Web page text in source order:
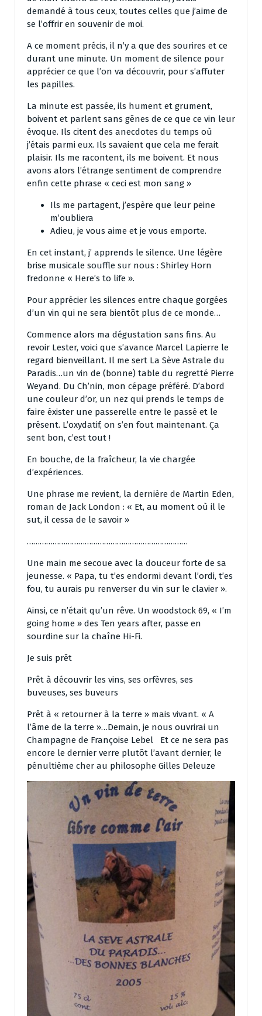
demandé à tous ceux, toutes celles que j’aime de
se l’offrir en souvenir de moi.
A ce moment précis, il n’y a que des sourires et ce
durant une minute. Un moment de silence pour
apprécier ce que l’on va découvrir, pour s’affuter
les papilles.
La minute est passée, ils hument et grument,
boivent et parlent sans gênes de ce que ce vin leur
évoque. Ils citent des anecdotes du temps où
j’étais parmi eux. Ils savaient que cela me ferait
plaisir. Ils me racontent, ils me boivent. Et nous
avons alors l’étrange sentiment de comprendre
enfin cette phrase « ceci est mon sang »
Ils me partagent, j’espère que leur peine
m’oubliera
Adieu, je vous aime et je vous emporte.
En cet instant, j’ apprends le silence. Une légère
brise musicale souffle sur nous : Shirley Horn
fredonne « Here’s to life ».
Pour apprécier les silences entre chaque gorgées
d’un vin qui ne sera bientôt plus de ce monde…
Commence alors ma dégustation sans fins. Au
revoir Lester, voici que s’avance Marcel Lapierre le
regard bienveillant. Il me sert La Sève Astrale du
Paradis…un vin de (bonne) table du regretté Pierre
Weyand. Du Ch’nin, mon cépage préféré. D’abord
une couleur d’or, un nez qui prends le temps de
faire éxister une passerelle entre le passé et le
présent. L’oxydatif, on s’en fout maintenant. Ça
sent bon, c’est tout !
En bouche, de la fraîcheur, la vie chargée
d’expériences.
Une phrase me revient, la dernière de Martin Eden,
roman de Jack London : « Et, au moment où il le
sut, il cessa de le savoir »
…………………………………………………………………
Une main me secoue avec la douceur forte de sa
jeunesse. « Papa, tu t’es endormi devant l’ordi, t’es
fou, tu aurais pu renverser du vin sur le clavier ».
Ainsi, ce n’était qu’un rêve. Un woodstock 69, « I’m
going home » des Ten years after, passe en
sourdine sur la chaîne Hi-Fi.
Je suis prêt
Prêt à découvrir les vins, ses orfèvres, ses
buveuses, ses buveurs
Prêt à « retourner à la terre » mais vivant. « A
l’âme de la terre »…Demain, je nous ouvrirai un
Champagne de Françoise Lebel Et ce ne sera pas
encore le dernier verre plutôt l’avant dernier, le
pénultième cher au philosophe Gilles Deleuze